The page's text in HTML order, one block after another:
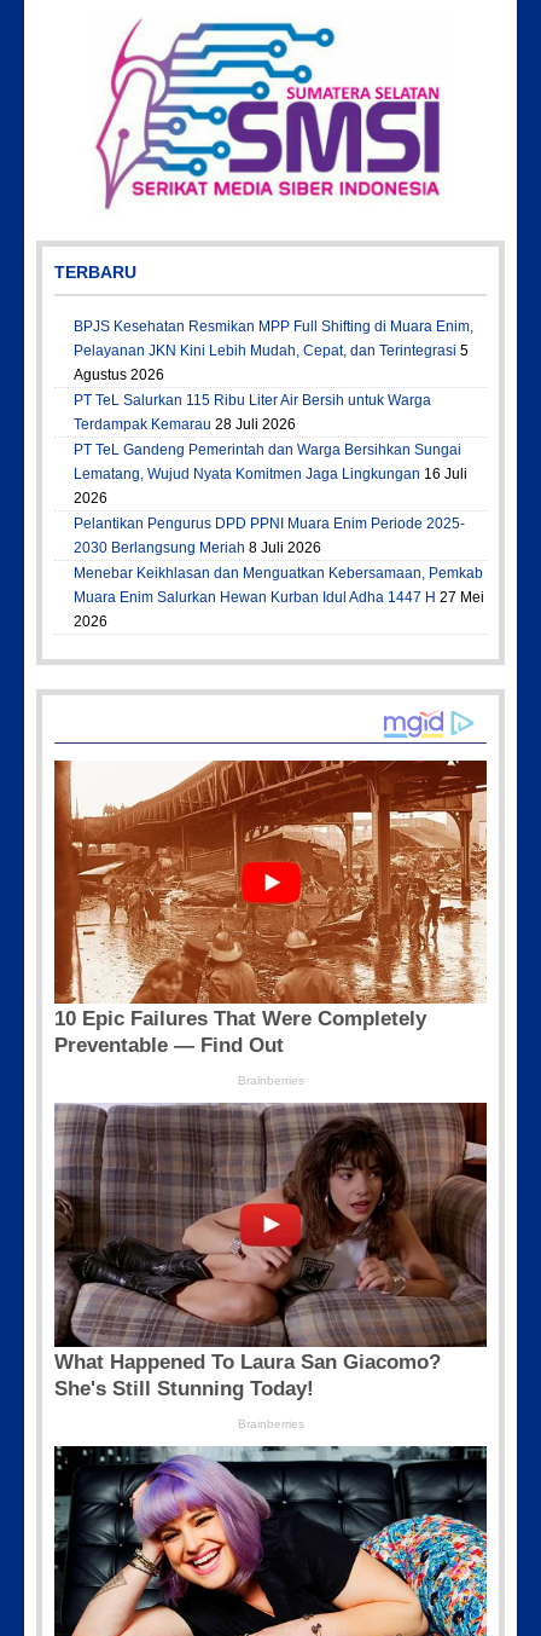
TERBARU
BPJS Kesehatan Resmikan MPP Full Shifting di Muara Enim,
Pelayanan JKN Kini Lebih Mudah, Cepat, dan Terintegrasi 5
Agustus 2026
PT TeL Salurkan 115 Ribu Liter Air Bersih untuk Warga
Terdampak Kemarau 28 Juli 2026
PT TeL Gandeng Pemerintah dan Warga Bersihkan Sungai
Lematang, Wujud Nyata Komitmen Jaga Lingkungan 16 Juli
2026
Pelantikan Pengurus DPD PPNI Muara Enim Periode 2025-
2030 Berlangsung Meriah 8 Juli 2026
Menebar Keikhlasan dan Menguatkan Kebersamaan, Pemkab
Muara Enim Salurkan Hewan Kurban Idul Adha 1447 H 27 Mei
2026